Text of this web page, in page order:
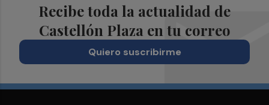
Recibe toda la actualidad de
Castellón Plaza en tu correo
Quiero suscribirme